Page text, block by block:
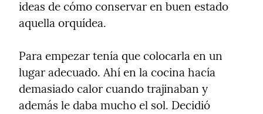
ideas de cómo conservar en buen estado
aquella orquídea.
Para empezar tenía que colocarla en un
lugar adecuado. Ahí en la cocina hacía
demasiado calor cuando trajinaban y
además le daba mucho el sol. Decidió